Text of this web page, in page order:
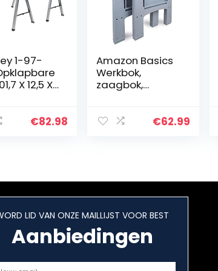
1-97-
X 12,5 X
€82.98
Amazon Basics
Werkbok,
zaagbok,
klapbok,
belastbaarheid,
set van 2, grijs,
€62.99
LID VAN ONZE MAILLIJST VOOR BEST
Aanbiedingen